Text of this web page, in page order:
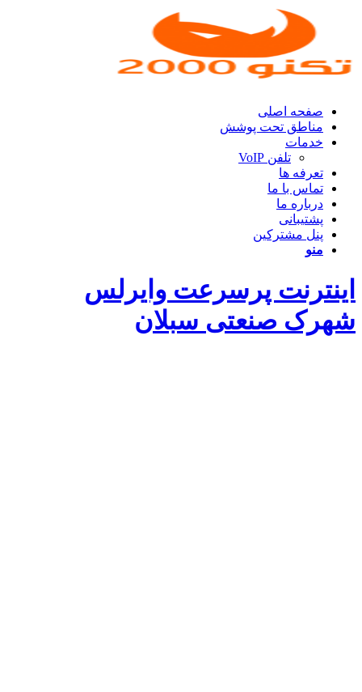
صفحه اصلی
مناطق تحت پوشش
خدمات
تلفن VoIP
تعرفه ها
تماس با ما
درباره ما
پشتیبانی
پنل مشترکین
منو
اینترنت پرسرعت وایرلس
شهرک صنعتی سبلان